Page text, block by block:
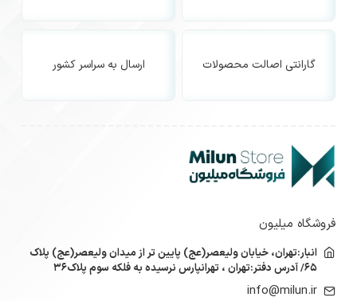
گارانتی اصالت محصولات ارسال به سراسر کشور
فروشگاه میلیون
انبار:تهران، خیابان ولیعصر(عج) پایین تر از میدان ولیعصر(عج) پلاک
۶۵/ آدرس دفتر:تهران ، تهرانپارس نرسیده به فلکه سوم پلاک۳۶
info@milun.ir